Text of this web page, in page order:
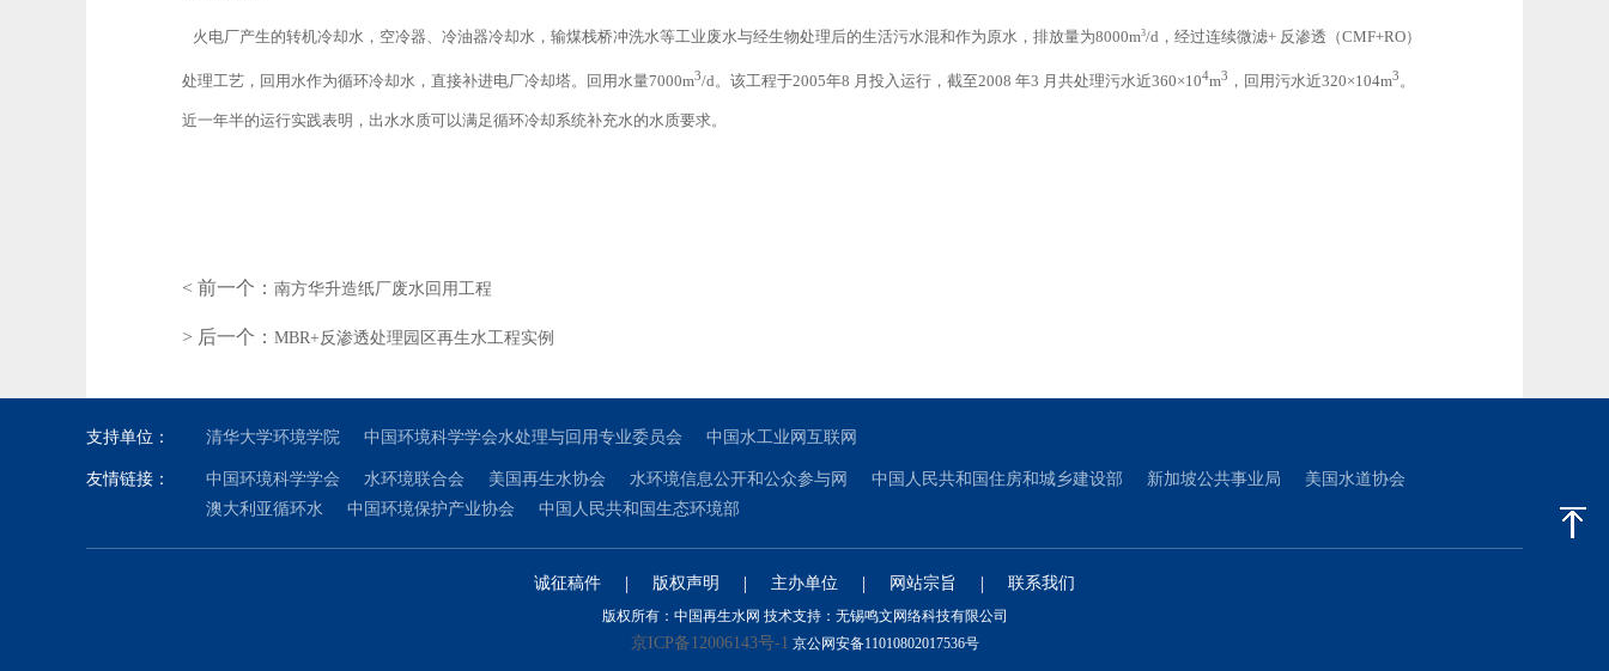
火电厂产生的转机冷却水，空冷器、冷油器冷却水，输煤栈桥冲洗水等工业废水与经生物处理后的生活污水混和作为原水，排放量为8000m3/d ，经过连续微滤+ 反渗透（CMF+RO）
处理工艺，回用水作为循环冷却水，直接补进电厂冷却塔。回用水量7000m3/d。该工程于2005年8 月投入运行，截至2008 年3 月共处理污水近360×104m3 ，回用污水近320×104m3。
近一年半的运行实践表明，出水水质可以满足循环冷却系统补充水的水质要求。
< 前一个： 南方华升造纸厂废水回用工程
> 后一个： MBR+反渗透处理园区再生水工程实例
支持单位： 清华大学环境学院 中国环境科学学会水处理与回用专业委员会 中国水工业网互联网
友情链接： 中国环境科学学会 水环境联合会 美国再生水协会 水环境信息公开和公众参与网 中国人民共和国住房和城乡建设部 新加坡公共事业局
美国水道协会
澳大利亚循环水
中国环境保护产业协会 中国人民共和国生态环境部
诚征稿件 | 版权声明 | 主办单位 | 网站宗旨 | 联系我们
版权所有：中国再生水网 技术支持：无锡鸣文网络科技有限公司
京ICP备12006143号-1 京公网安备11010802017536号